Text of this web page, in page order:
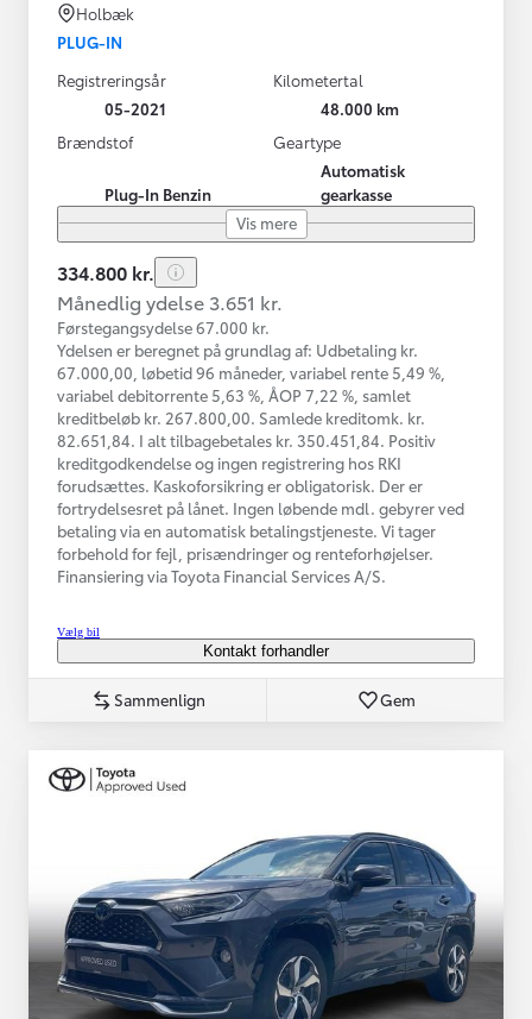
Holbæk
PLUG-IN
Registreringsår
05-2021
Kilometertal
48.000 km
Brændstof
Plug-In Benzin
Geartype
Automatisk
gearkasse
Vis mere
334.800 kr.
Månedlig ydelse 3.651 kr.
Førstegangsydelse 67.000 kr.
Ydelsen er beregnet på grundlag af: Udbetaling kr.
67.000,00, løbetid 96 måneder, variabel rente 5,49 %,
variabel debitorrente 5,63 %, ÅOP 7,22 %, samlet
kreditbeløb kr. 267.800,00. Samlede kreditomk. kr.
82.651,84. I alt tilbagebetales kr. 350.451,84. Positiv
kreditgodkendelse og ingen registrering hos RKI
forudsættes. Kaskoforsikring er obligatorisk. Der er
fortrydelsesret på lånet. Ingen løbende mdl. gebyrer ved
betaling via en automatisk betalingstjeneste. Vi tager
forbehold for fejl, prisændringer og renteforhøjelser.
Finansiering via Toyota Financial Services A/S.
Vælg bil
Kontakt forhandler
Sammenlign Gem